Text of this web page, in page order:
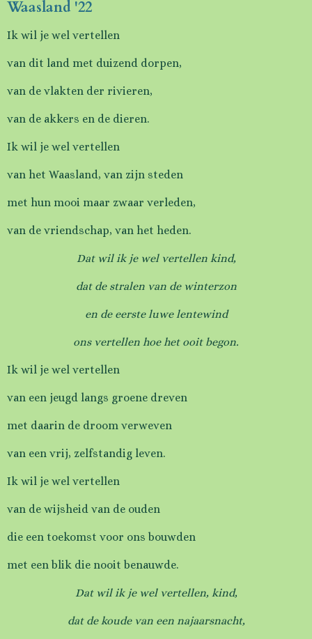
Waasland '22
Ik wil je wel vertellen
van dit land met duizend dorpen,
van de vlakten der rivieren,
van de akkers en de dieren.
Ik wil je wel vertellen
van het Waasland, van zijn steden
met hun mooi maar zwaar verleden,
van de vriendschap, van het heden.
Dat wil ik je wel vertellen kind,
dat de stralen van de winterzon
en de eerste luwe lentewind
ons vertellen hoe het ooit begon.
Ik wil je wel vertellen
van een jeugd langs groene dreven
met daarin de droom verweven
van een vrij, zelfstandig leven.
Ik wil je wel vertellen
van de wijsheid van de ouden
die een toekomst voor ons bouwden
met een blik die nooit benauwde.
Dat wil ik je wel vertellen, kind,
dat de koude van een najaarsnacht,